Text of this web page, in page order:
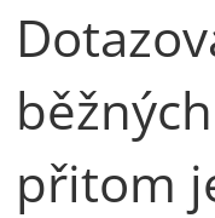
přitom